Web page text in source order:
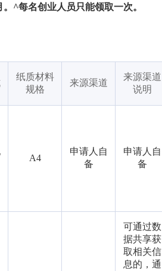
^每名创业人员只能领取一次。
纸质材料
规格
来源渠道
来源渠道
说明
A4
申请人自
备
申请人自
备
可通过数
据共享获
取相关信
息的，通